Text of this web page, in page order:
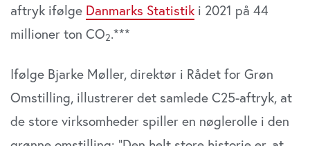
aftryk ifølge Danmarks Statistik i 2021 på 44
millioner ton CO2.***
Ifølge Bjarke Møller, direktør i Rådet for Grøn
Omstilling, illustrerer det samlede C25-aftryk, at
de store virksomheder spiller en nøglerolle i den